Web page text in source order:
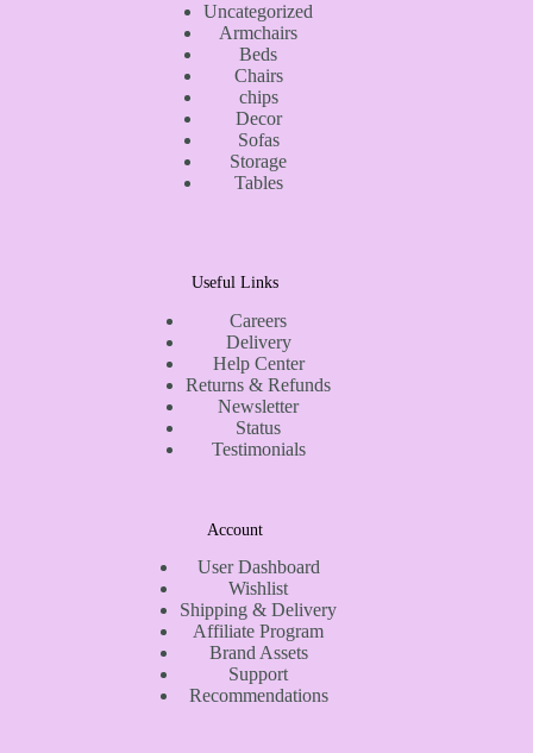
Uncategorized
Armchairs
Beds
Chairs
chips
Decor
Sofas
Storage
Tables
Useful Links
Careers
Delivery
Help Center
Returns & Refunds
Newsletter
Status
Testimonials
Account
User Dashboard
Wishlist
Shipping & Delivery
Affiliate Program
Brand Assets
Support
Recommendations